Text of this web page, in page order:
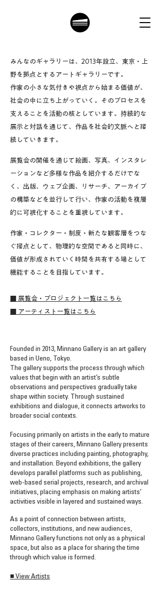
みんなのギャラリーは、2013年設立、東京・上
野を拠点とするアートギャラリーです。
作家の小さな気付きや視点から始まる価値が、
社会の中に立ち上がっていく。そのプロセスを
支えることを活動の核としています。持続的な
展示と対話を通じて、作品を社会的文脈へと接
続していきます。
展覧会の開催を通じて 絵画、写真、インスタレ
ーションなど多様な作品を紹介するだけでな
く、出版、ウェブ企画、リサーチ、アーカイブ
の構築などを並行して行い、作家の活動を複層
的に可視化することを重視しています。
作家・コレクター・制度・新たな観客層をつな
ぐ接点として、物理的な空間であると同時に、
価値が形成されていく時間を共有する場として
機能することを目指しています。
■ 展覧会・プロジェクト一覧はこちら
■ アーティスト一覧はこちら
Founded in 2013, Minnano Gallery is an art gallery
based in Ueno, Tokyo.
The gallery supports the process through which
values that begin with an artist’s subtle
observations and perspectives gradually take
shape within society. Through sustained
exhibitions and dialogue, it connects artworks to
broader social contexts.
Focusing primarily on artists in the early to mature
stages of their careers, Minnano Gallery presents
diverse practices including painting, photography,
and installation. Beyond exhibitions, the gallery
develops parallel platforms such as publishing,
web-based serial projects, research, and archival
initiatives, placing emphasis on making artists’
activities visible in layered and sustained ways.
As a point of connection between artists,
collectors, institutions, and new audiences,
Minnano Gallery functions not only as a physical
space, but also as a place for sharing the time
through which value is formed.
■ View Artists